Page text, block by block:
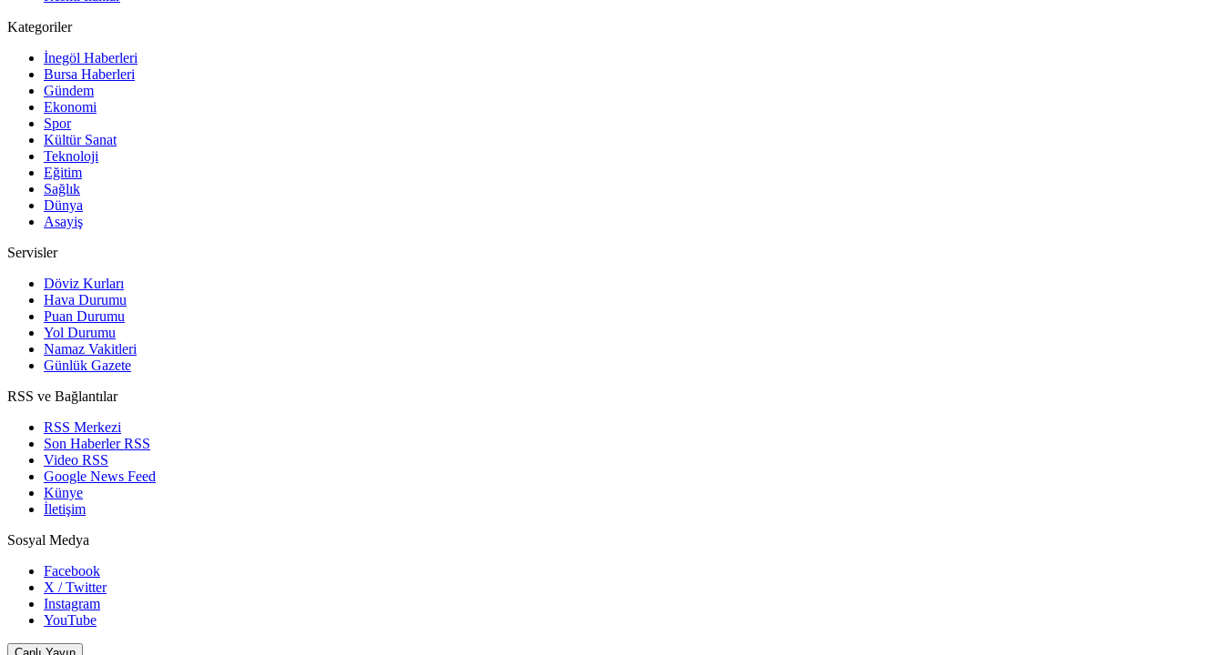
Kategoriler
İnegöl Haberleri
Bursa Haberleri
Gündem
Ekonomi
Spor
Kültür Sanat
Teknoloji
Eğitim
Sağlık
Dünya
Asayiş
Servisler
Döviz Kurları
Hava Durumu
Puan Durumu
Yol Durumu
Namaz Vakitleri
Günlük Gazete
RSS ve Bağlantılar
RSS Merkezi
Son Haberler RSS
Video RSS
Google News Feed
Künye
İletişim
Sosyal Medya
Facebook
X / Twitter
Instagram
YouTube